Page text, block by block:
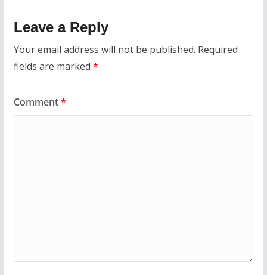
Leave a Reply
Your email address will not be published. Required
fields are marked *
Comment*